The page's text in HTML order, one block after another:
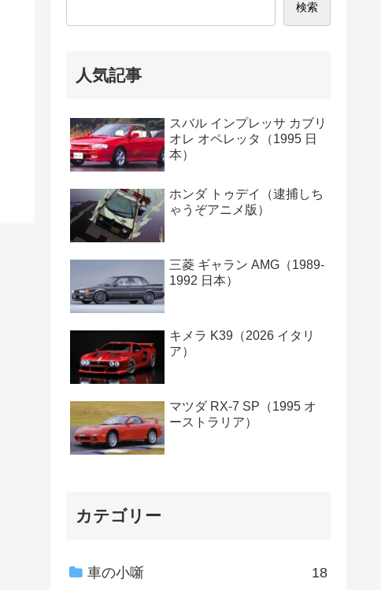
検索
人気記事
スバル インプレッサ カブリ
オレ オペレッタ（1995 日
本）
ホンダ トゥデイ（逮捕しち
ゃうぞアニメ版）
三菱 ギャラン AMG（1989-
1992 日本）
キメラ K39（2026 イタリ
ア）
マツダ RX-7 SP（1995 オ
ーストラリア）
カテゴリー
車の小噺 18